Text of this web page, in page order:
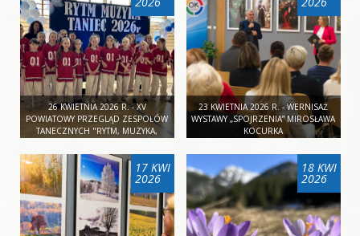
26 KWIETNIA 2026 R. - XV
POWIATOWY PRZEGLĄD ZESPOŁÓW
TANECZNYCH "RYTM, MUZYKA,
23 KWIETNIA 2026 R. - WERNISAŻ
WYSTAWY „SPOJRZENIA” MIROSŁAWA
KOCURKA
17 KWI
2026
18 KWI
2026